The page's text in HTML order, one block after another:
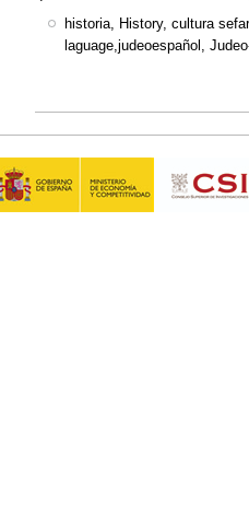
historia, History, cultura
laguage,judeoespañol,